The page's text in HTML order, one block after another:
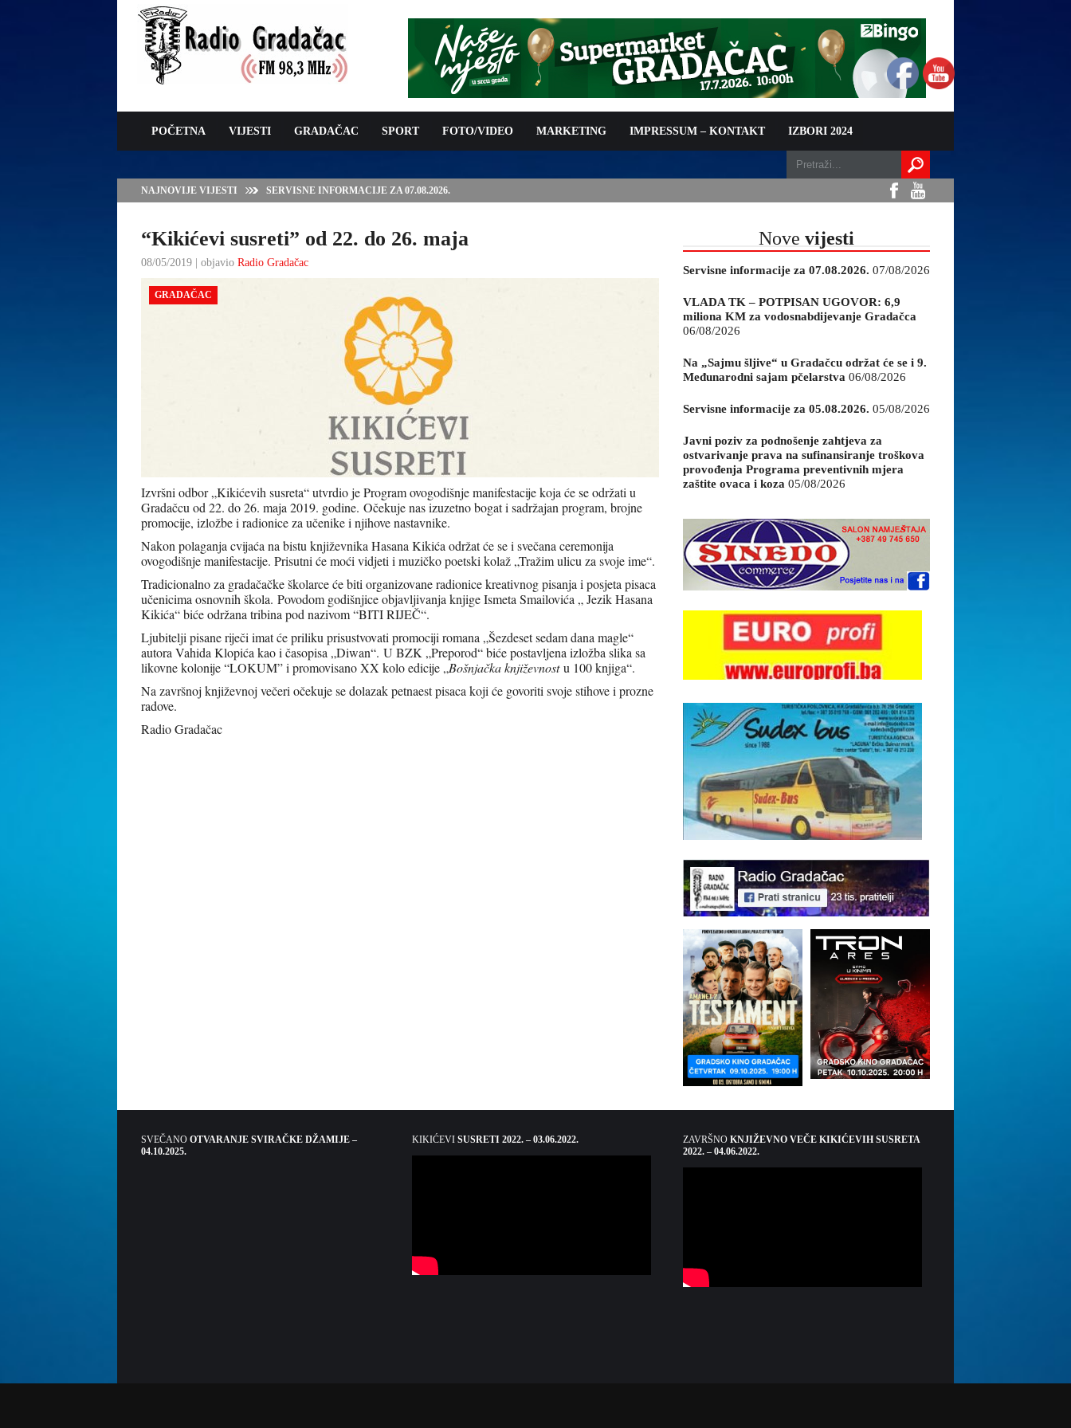
POČETNA VIJESTI GRADAČAC SPORT FOTO/VIDEO MARKETING IMPRESSUM – KONTAKT IZBORI 2024
NAJNOVIJE VIJESTI SERVISNE INFORMACIJE ZA 07.08.2026.
“Kikićevi susreti” od 22. do 26. maja
08/05/2019 | objavio Radio Gradačac
GRADAČAC
Izvršni odbor „Kikićevih susreta“ utvrdio je Program ovogodišnje manifestacije koja će se održati u
Gradačcu od 22. do 26. maja 2019. godine. Očekuje nas izuzetno bogat i sadržajan program, brojne
promocije, izložbe i radionice za učenike i njihove nastavnike.
Nakon polaganja cvijaća na bistu književnika Hasana Kikića održat će se i svečana ceremonija
ovogodišnje manifestacije. Prisutni će moći vidjeti i muzičko poetski kolaž „Tražim ulicu za svoje ime“.
Tradicionalno za gradačačke školarce će biti organizovane radionice kreativnog pisanja i posjeta pisaca
učenicima osnovnih škola. Povodom godišnjice objavljivanja knjige Ismeta Smailovića „ Jezik Hasana
Kikića“ biće održana tribina pod nazivom “BITI RIJEČ“.
Ljubitelji pisane riječi imat će priliku prisustvovati promociji romana „Šezdeset sedam dana magle“
autora Vahida Klopića kao i časopisa „Diwan“. U BZK „Preporod“ biće postavljena izložba slika sa
likovne kolonije “LOKUM” i promovisano XX kolo edicije „Bošnjačka književnostu 100 knjiga“.
Na završnoj književnoj večeri očekuje se dolazak petnaest pisaca koji će govoriti svoje stihove i prozne
radove.
Radio Gradačac
Nove vijesti
Servisne informacije za 07.08.2026. 07/08/2026
VLADA TK – POTPISAN UGOVOR: 6,9
miliona KM za vodosnabdijevanje Gradačca
06/08/2026
Na „Sajmu šljive“ u Gradačcu održat će se i 9.
Međunarodni sajam pčelarstva 06/08/2026
Servisne informacije za 05.08.2026. 05/08/2026
Javni poziv za podnošenje zahtjeva za
ostvarivanje prava na sufinansiranje troškova
provođenja Programa preventivnih mjera
zaštite ovaca i koza 05/08/2026
SVEČANO OTVARANJE SVIRAČKE DŽAMIJE –
04.10.2025.
KIKIĆEVI SUSRETI 2022. – 03.06.2022. ZAVRŠNO KNJIŽEVNO VEČE KIKIĆEVIH SUSRETA
2022. – 04.06.2022.